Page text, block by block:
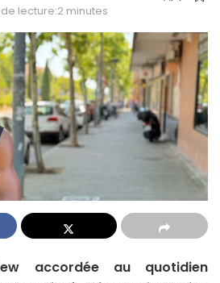
lecture:2 minutes
accordée au quotidien